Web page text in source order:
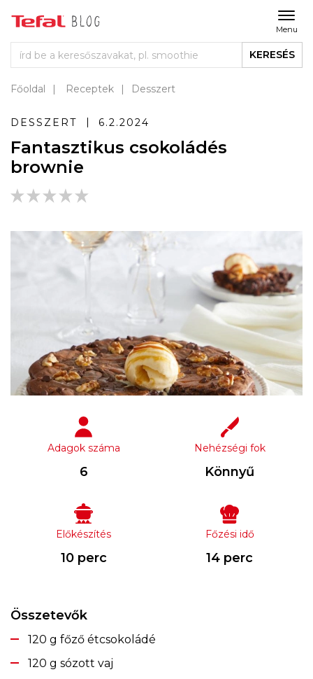
Menu
KERESÉS
Főoldal Receptek Desszert
DESSZERT 6.2.2024
Fantasztikus csokoládés
brownie
Adagok száma
6
Nehézségi fok
Könnyű
Előkészítés
10 perc
Főzési idő
14 perc
Összetevők
120 g főző étcsokoládé
120 g sózott vaj